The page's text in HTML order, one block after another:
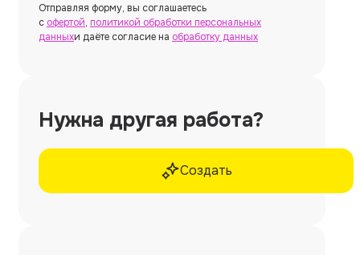
Отправляя форму, вы соглашаетесь
с офертой, политикой обработки персональных
данныхи даёте согласие на обработку данных
Нужна другая работа?
Создать